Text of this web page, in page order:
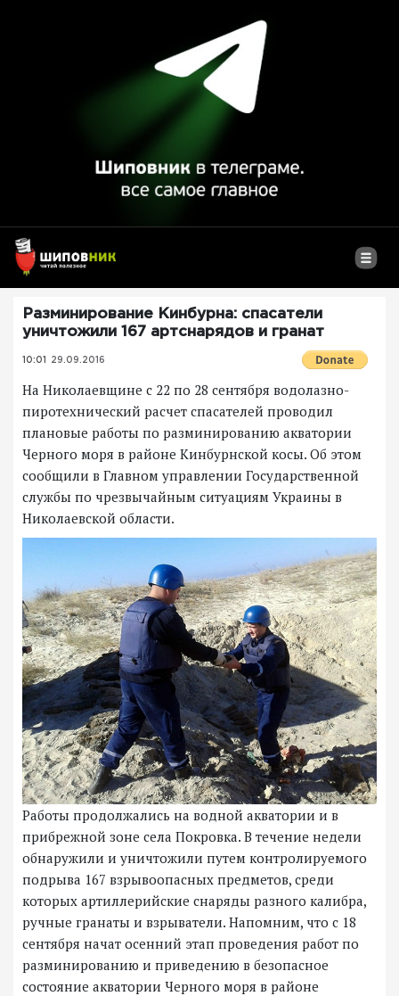
Разминирование Кинбурна: спасатели
уничтожили 167 артснарядов и гранат
10:01 29.09.2016
На Николаевщине с 22 по 28 сентября водолазно-
пиротехнический расчет спасателей проводил
плановые работы по разминированию акватории
Черного моря в районе Кинбурнской косы. Об этом
сообщили в Главном управлении Государственной
службы по чрезвычайным ситуациям Украины в
Николаевской области.
Работы продолжались на водной акватории и в
прибрежной зоне села Покровка. В течение недели
обнаружили и уничтожили путем контролируемого
подрыва 167 взрывоопасных предметов, среди
которых артиллерийские снаряды разного калибра,
ручные гранаты и взрыватели. Напомним, что с 18
сентября начат осенний этап проведения работ по
разминированию и приведению в безопасное
состояние акватории Черного моря в районе